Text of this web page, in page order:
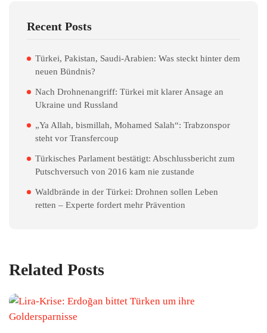
Recent Posts
Türkei, Pakistan, Saudi-Arabien: Was steckt hinter dem
neuen Bündnis?
Nach Drohnenangriff: Türkei mit klarer Ansage an
Ukraine und Russland
„Ya Allah, bismillah, Mohamed Salah“: Trabzonspor
steht vor Transfercoup
Türkisches Parlament bestätigt: Abschlussbericht zum
Putschversuch von 2016 kam nie zustande
Waldbrände in der Türkei: Drohnen sollen Leben
retten – Experte fordert mehr Prävention
Related Posts